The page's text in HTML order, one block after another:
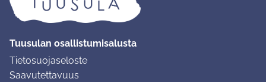
Tuusulan osallistumisalusta
Tietosuojaseloste
Saavutettavuus